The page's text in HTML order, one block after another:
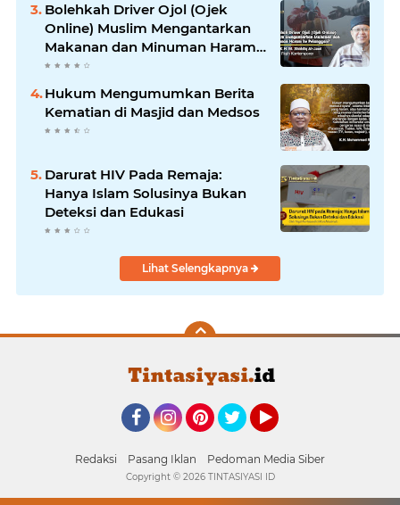
Bolehkah Driver Ojol (Ojek
Online) Muslim Mengantarkan
Makanan dan Minuman Haram
ke Pelanggan?
Hukum Mengumumkan Berita
Kematian di Masjid dan Medsos
Darurat HIV Pada Remaja:
Hanya Islam Solusinya Bukan
Deteksi dan Edukasi
Lihat Selengkapnya
Redaksi Pasang Iklan Pedoman Media Siber
Copyright © 2026 TINTASIYASI ID